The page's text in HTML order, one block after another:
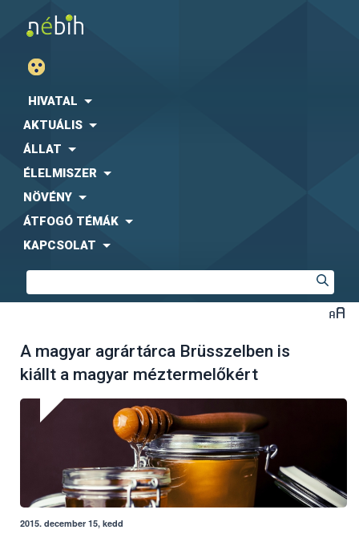
HIVATAL
AKTUÁLIS
ÁLLAT
ÉLELMISZER
NÖVÉNY
ÁTFOGÓ TÉMÁK
KAPCSOLAT
A magyar agrártárca Brüsszelben is
kiállt a magyar méztermelőkért
2015. december 15, kedd